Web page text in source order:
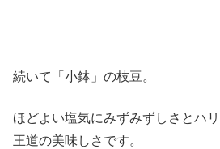
続いて「小鉢」の枝豆。
ほどよい塩気にみずみずしさとハ
王道の美味しさです。